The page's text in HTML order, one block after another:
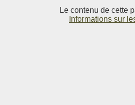
Le contenu de cette
Informations sur